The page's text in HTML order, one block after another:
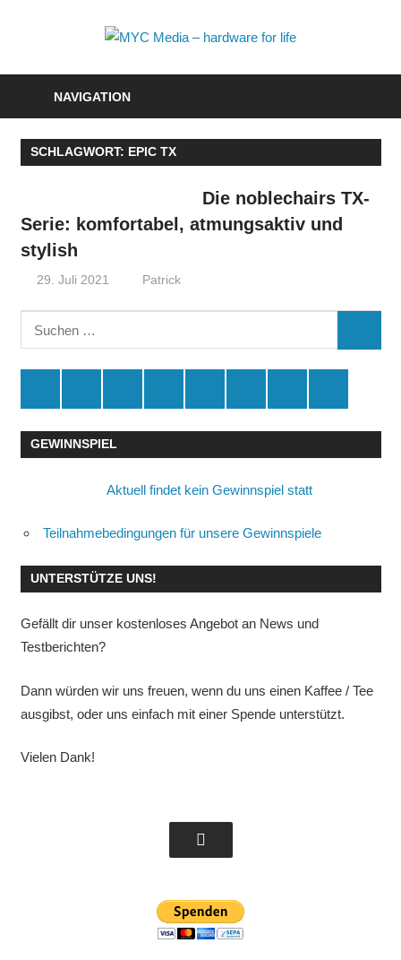
Media
–
for
life
NAVIGATION
SCHLAGWORT: EPIC TX
Die noblechairs TX-
Serie: komfortabel, atmungsaktiv und
stylish
29. Juli 2021 Patrick
Suchen
nach:
GEWINNSPIEL
Aktuell findet kein Gewinnspiel statt
Teilnahmebedingungen für unsere Gewinnspiele
UNTERSTÜTZE UNS!
Gefällt dir unser kostenloses Angebot an News und
Testberichten?
Dann würden wir uns freuen, wenn du uns einen Kaffee / Tee
ausgibst, oder uns einfach mit einer Spende unterstützt.
Vielen Dank!